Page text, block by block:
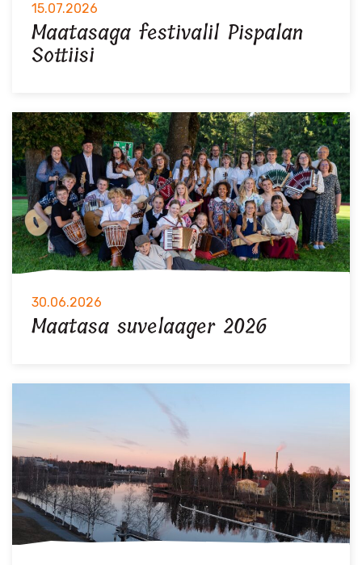
15.07.2026
Maatasaga festivalil Pispalan
Sottiisi
30.06.2026
Maatasa suvelaager 2026